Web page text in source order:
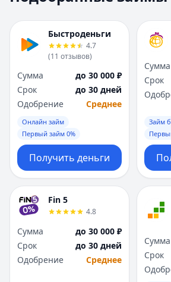
Быстроденьги
4.7
(11 отзывов)
Сумма
до 30 000 ₽
Срок
до 30 дней
Одобрение
Среднее
Онлайн займ
Первый займ 0%
Получить деньги
Сумма
Срок
Займ
Fin 5
4.8
Сумма
до 30 000 ₽
Срок
до 30 дней
Одобрение
Среднее
Сумма
Срок